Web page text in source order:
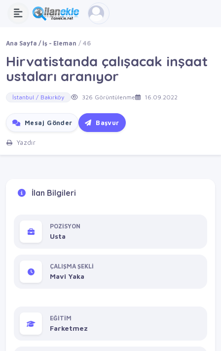
Ana Sayfa İş - Eleman 46
Hirvatistanda çalışacak inşaat
ustaları aranıyor
İstanbul / Bakırköy 326 Görüntülenme 16.09.2022
Mesaj Gönder Başvur
Yazdır
İlan Bilgileri
POZİSYON
Usta
ÇALIŞMA ŞEKLİ
Mavi Yaka
EĞİTİM
Farketmez